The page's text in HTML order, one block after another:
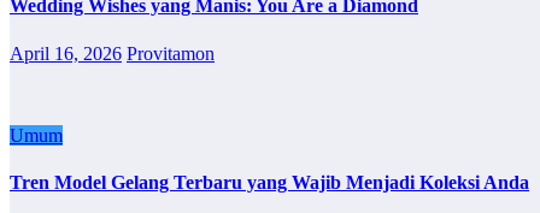
Wedding Wishes yang Manis: You Are a Diamond
April 16, 2026 Provitamon
Umum
Tren Model Gelang Terbaru yang Wajib Menjadi Koleksi Anda